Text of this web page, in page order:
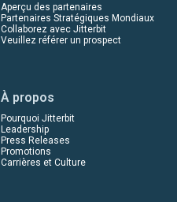
Aperçu des partenaires
Partenaires Stratégiques Mondiaux
Collaborez avec Jitterbit
Veuillez référer un prospect
À propos
Pourquoi Jitterbit
Leadership
Press Releases
Promotions
Carrières et Culture